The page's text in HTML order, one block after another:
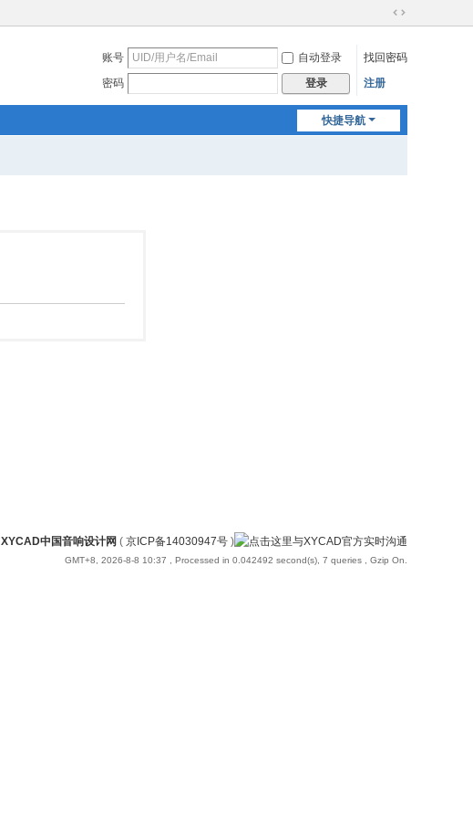
切
到
账号 自动登录
找回密码
密码
登录 注册
快捷导航
XYCAD中国音响设计网 ( 京ICP备14030947号 )
GMT+8, 2026-8-8 10:37 , Processed in 0.042492 second(s), 7 queries , Gzip On.